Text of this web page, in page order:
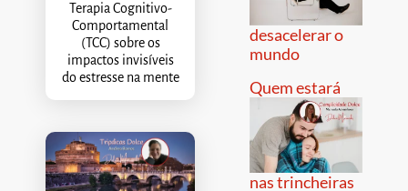
Terapia Cognitivo-
Comportamental
(TCC) sobre os
impactos invisíveis
do estresse na mente
desacelerar o
mundo
Quem estará
nas trincheiras